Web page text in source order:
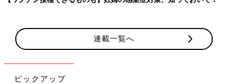
連載一覧へ
ピックアップ